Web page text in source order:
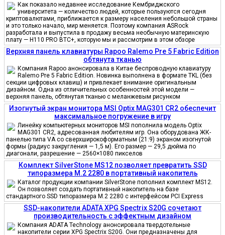
Как показало недавнее исследование Кембриджского
университета — количество людей, которые пользуются сегодня
криптовалютами, приближается к размеру населения небольшой страны
и это только начало, мир меняется. Поэтому компания ASRock
разработала и выпустила в продажу весьма необычную материнскую
плату — H110 PRO BTC+, которую мы и рассмотрим в этом обзоре
Верхняя панель клавиатуры Rapoo Ralemo Pre 5 Fabric Edition
обтянута тканью
Компания Rapoo анонсировала в Китае беспроводную клавиатуру
Ralemo Pre 5 Fabric Edition. Новинка выполнена в формате TKL (без
секции цифровых клавиш) и привлекает внимание оригинальным
дизайном. Одна из отличительных особенностей этой модели —
верхняя панель, обтянутая тканью с меланжевым рисунком
Изогнутый экран монитора MSI Optix MAG301 CR2 обеспечит
максимальное погружение в игру
Линейку компьютерных мониторов MSI пополнила модель Optix
MAG301 CR2, адресованная любителям игр. Она оборудована ЖК-
панелью типа VA со сверхширокоформатным (21:9) экраном изогнутой
формы (радиус закругления — 1,5 м). Его размер — 29,5 дюйма по
диагонали, разрешение — 2560×1080 пикселов
Комплект SilverStone MS12 позволяет превратить SSD
типоразмера M.2 2280 в портативный накопитель
Каталог продукции компании SilverStone пополнил комплект MS12.
Он позволяет создать портативный накопитель на базе
стандартного SSD типоразмера M.2 2280 с интерфейсом PCI Express
SSD-накопители ADATA XPG Spectrix S20G сочетают
производительность с эффектным дизайном
Компания ADATA Technology анонсировала твердотельные
накопители серии XPG Spectrix S20G. Они предназначены для